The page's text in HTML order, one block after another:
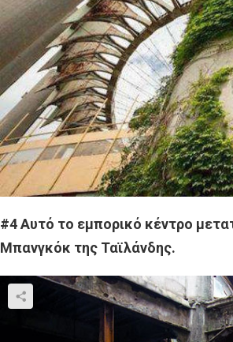
#4 Αυτό το εμπορικό κέντρο
Μπανγκόκ της Ταϊλάνδης.